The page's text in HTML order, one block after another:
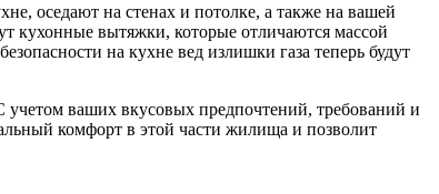
оседают на стенах и потолке, а также на вашей
кухонные вытяжки, которые отличаются массой
на кухне вед излишки газа теперь будут
учетом ваших вкусовых предпочтений, требований и
комфорт в этой части жилища и позволит